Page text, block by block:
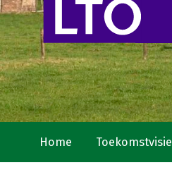
Home Toekomstvisie